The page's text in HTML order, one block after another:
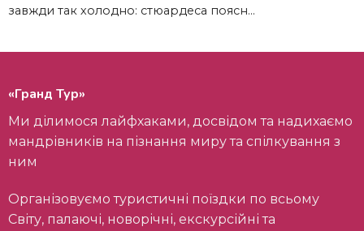
завжди так холодно: стюардеса поясн...
«Гранд Тур»
Ми ділимося лайфхаками, досвідом та надихаємо
мандрівників на пізнання миру та спілкування з
ним
Організовуємо туристичні поїздки по всьому
Світу, палаючі, новорічні, екскурсійні та